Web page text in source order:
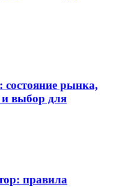
состояние рынка,
и выбор для
правила